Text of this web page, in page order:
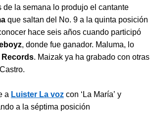
la semana lo produjo el cantante
que saltan del No. 9 a la quinta posición
hace seis años cuando participó
, donde fue ganador. Maluma, lo
Records. Maizak ya ha grabado con otras
a Luister La vozcon ‘La María’ y
a la séptima posición